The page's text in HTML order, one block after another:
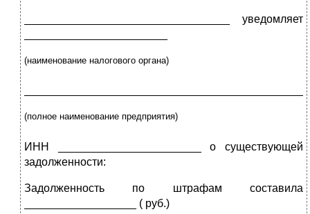
_________________________________ уведомляет
(наименование налогового органа)
(полное наименование предприятия)
ИНН _______________________ о существующей
задолженности:
Задолженность по штрафам составила
__________________ ( руб.)